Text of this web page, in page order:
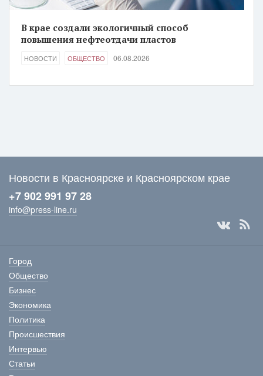
В крае создали экологичный способ
повышения нефтеотдачи пластов
НОВОСТИ ОБЩЕСТВО 06.08.2026
Новости в Красноярске и Красноярском крае
+7 902 991 97 28
info@press-line.ru
Город
Общество
Бизнес
Экономика
Политика
Происшествия
Интервью
Статьи